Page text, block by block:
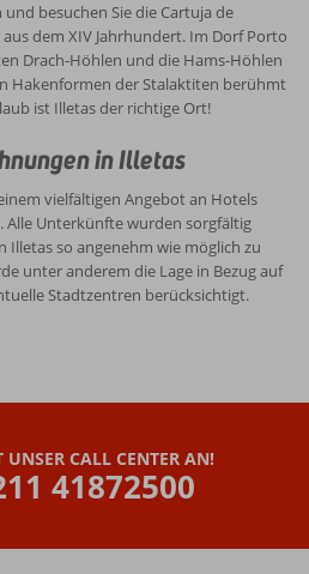
besuchen Sie die Cartuja de
dem XIV Jahrhundert. Im Dorf Porto
Drach-Höhlen und die Hams-Höhlen
Hakenformen der Stalaktiten berühmt
ist Illetas der richtige Ort!
in Illetas
vielfältigen Angebot an Hotels
Unterkünfte wurden sorgfältig
Illetas so angenehm wie möglich zu
unter anderem die Lage in Bezug auf
Stadtzentren berücksichtigt.
UNSER CALL CENTER AN!
41872500